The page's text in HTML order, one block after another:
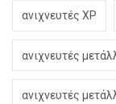
ανιχνευτές XP
ανιχνευτές
ανιχνευτές